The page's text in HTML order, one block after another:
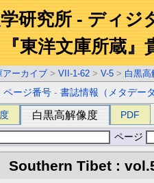
研究所 - ディジ
『東洋文庫所蔵』
アーカイブ > VII-1-62 > V-5 > 白黒高
ページ番号 -書誌情報（メタデー
白黒高解像度 PDF
ページ
Southern Tibet :